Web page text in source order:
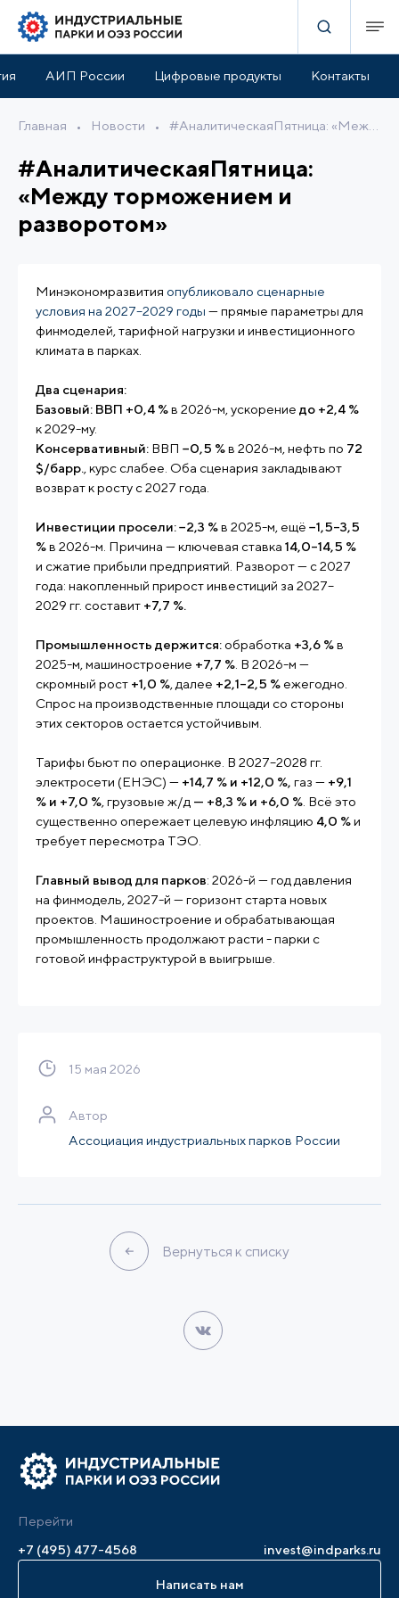
АИП России Цифровые продукты Контакты
Главная • Новости •
#АналитическаяПятница:
«Между торможением и
разворотом»
Минэкономразвития опубликовало сценарные
условия на 2027–2029 годы — прямые параметры для
финмоделей, тарифной нагрузки и инвестиционного
климата в парках.
Два сценария:
Базовый: ВВП +0,4 %в 2026-м, ускорение до +2,4 %
к 2029-му.
Консервативный: ВВП −0,5 %в 2026-м, нефть по 72
$/барр. , курс слабее. Оба сценария закладывают
возврат к росту с 2027 года.
Инвестиции просели:−2,3 %в 2025-м, ещё −1,5–3,5
%в 2026-м. Причина — ключевая ставка 14,0–14,5 %
и сжатие прибыли предприятий. Разворот — с 2027
года: накопленный прирост инвестиций за 2027–
2029 гг. составит +7,7 %.
Промышленность держится: обработка +3,6 %в
2025-м, машиностроение +7,7 % . В 2026-м —
скромный рост +1,0 % , далее +2,1–2,5 % ежегодно.
Спрос на производственные площади со стороны
этих секторов остается устойчивым.
Тарифы бьют по операционке. В 2027–2028 гг.
электросети (ЕНЭС) — +14,7 % и +12,0 %, газ — +9,1
% и +7,0 % , грузовые ж/д — +8,3 % и +6,0 % . Всё это
существенно опережает целевую инфляцию 4,0 %и
требует пересмотра ТЭО.
Главный вывод для парков: 2026-й — год давления
на финмодель, 2027-й — горизонт старта новых
проектов. Машиностроение и обрабатывающая
промышленность продолжают расти - парки с
готовой инфраструктурой в выигрыше.
15 мая 2026
Автор
Ассоциация индустриальных парков России
Вернуться к списку
Перейти
+7 (495) 477-4568
invest@indparks.ru
Написать нам